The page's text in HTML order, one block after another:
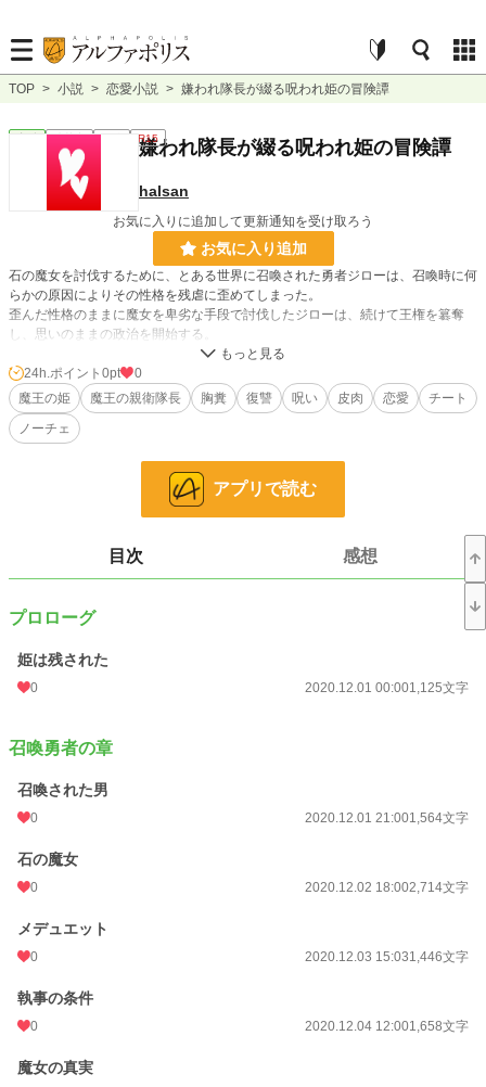
TOP > 小説 > 恋愛小説 > 嫌われ隊長が綴る呪われ姫の冒険譚
連載中 R15
嫌われ隊長が綴る呪われ姫の冒険譚
halsan
お気に入りに追加して更新通知を受け取ろう
お気に入り追加
石の魔女を討伐するために、とある世界に召喚された勇者ジローは、召喚時に何
らかの原因によりその性格を残虐に歪めてしまった。
歪んだ性格のままに魔女を卑劣な手段で討伐したジローは、続けて王権を簒奪
し、思いのままの政治を開始する。
その残酷さから、いつの日か「魔王」と呼ばれるようになったジロー。
彼は凌辱しつくした姫との間に娘を授かった。
「娘のためにこの世界を良くしよう」とジローは思い立ったのだが、それは遅す
ぎた。
石の魔女の呪いを受けた魔王姫アリアウェットは、ともに生き残った魔王の親衛
この物語は親衛隊長が綴る呪われ魔王姫の冒険譚。
某大手サイトで18禁を食らったので転載していきます。
ネコミミババアでちょっと休息します。
お気に入り 12
文字数 317,597
更新日時 2021.05.25 07:19
初回公開日時
週間ポイント
年間ポイント 175 pt (128,818 位)
24h.ポイント 0pt
0
魔王の姫
魔王の親衛隊長 胸糞 復讐 呪い 皮肉 恋愛
チート
ノーチェ
アプリで読む
目次 感想
プロローグ
姫は残された
0 2020.12.01 00:001,125文字
召喚勇者の章
召喚された男
0 2020.12.01 21:001,564文字
石の魔女
0 2020.12.02 18:002,714文字
メデュエット
0 2020.12.03 15:031,446文字
執事の条件
0 2020.12.04 12:001,658文字
魔女の真実